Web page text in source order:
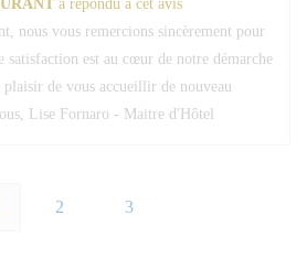
a répondu à cet avis
nous vous remercions sincèrement pour
satisfaction est au cœur de notre démarche
plaisir de vous accueillir de nouveau
Lise Fornaro - Maitre d'Hôtel
2 3